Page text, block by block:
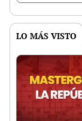
LO MÁS VISTO